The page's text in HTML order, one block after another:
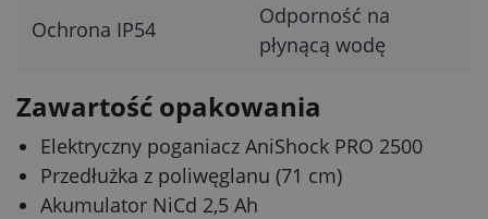
Ochrona IP54
Odporność na
płynącą wodę
Zawartość opakowania
Elektryczny poganiacz AniShock PRO 2500
Przedłużka z poliwęglanu (71 cm)
Akumulator NiCd 2,5 Ah